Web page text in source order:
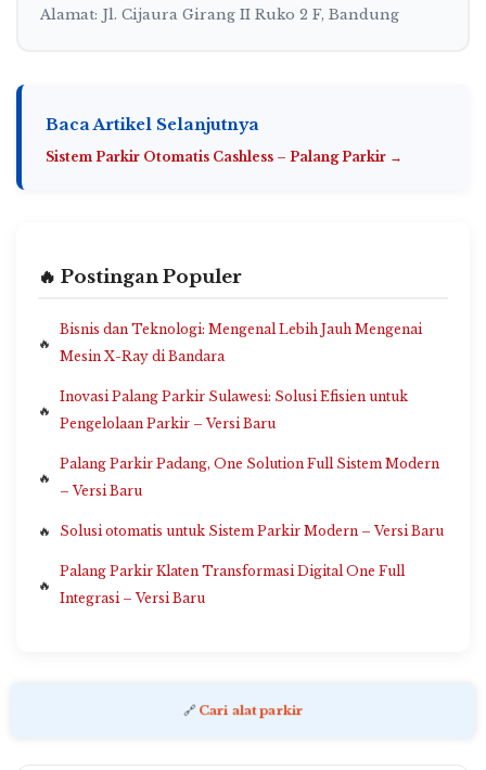
Alamat: Jl. Cijaura Girang II Ruko 2 F, Bandung
Baca Artikel Selanjutnya
Sistem Parkir Otomatis Cashless – Palang Parkir →
🔥 Postingan Populer
Bisnis dan Teknologi: Mengenal Lebih Jauh Mengenai
Mesin X-Ray di Bandara
Inovasi Palang Parkir Sulawesi: Solusi Efisien untuk
Pengelolaan Parkir – Versi Baru
Palang Parkir Padang, One Solution Full Sistem Modern
– Versi Baru
Solusi otomatis untuk Sistem Parkir Modern – Versi Baru
Palang Parkir Klaten Transformasi Digital One Full
Integrasi – Versi Baru
🔗 Cari alat parkir